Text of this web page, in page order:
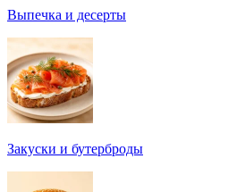
Выпечка и десерты
Закуски и бутерброды